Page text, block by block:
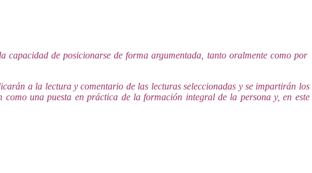
de posicionarse de forma argumentada, tanto oralmente como por
a la lectura y comentario de las lecturas seleccionadas y se impartirán los
una puesta en práctica de la formación integral de la persona y, en este